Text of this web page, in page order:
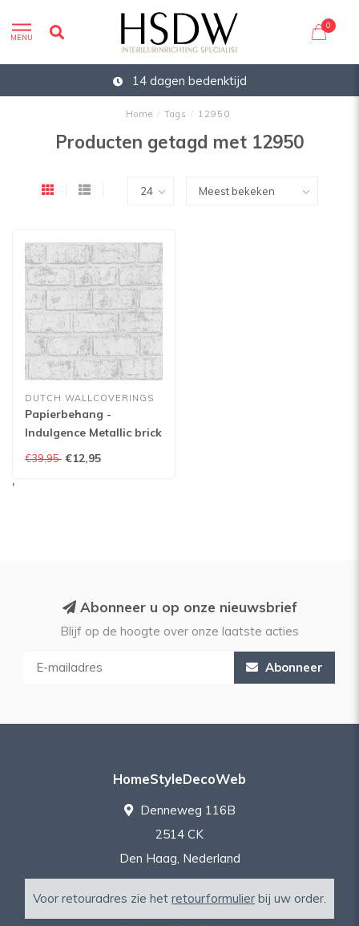
MENU
0
14 dagen bedenktijd
Home / Tags / 12950
Producten getagd met 12950
DUTCH WALLCOVERINGS
Papierbehang -
Indulgence Metallic brick
grey/silver - 12950
€39,95 €12,95
'
Abonneer u op onze nieuwsbrief
Blijf op de hoogte over onze laatste acties
Abonneer
HomeStyleDecoWeb
Denneweg 116B
2514 CK
Den Haag, Nederland
Voor retouradres zie het retourformulier bij uw order.